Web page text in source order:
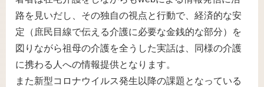
路を見いだし、その独自の視点と行動で、経済的な安
定（庶民目線で伝える介護に必要な金銭的な部分）を
図りながら祖母の介護を全うした実話は、同様の介護
に携わる人への情報提供となります。
また新型コロナウイルス発生以降の課題となっている